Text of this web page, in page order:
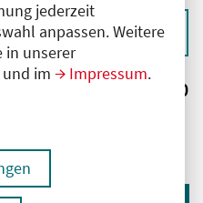
jederzeit
anpassen. Weitere
in unserer
und im Impressum.
Ergebnisse: 0